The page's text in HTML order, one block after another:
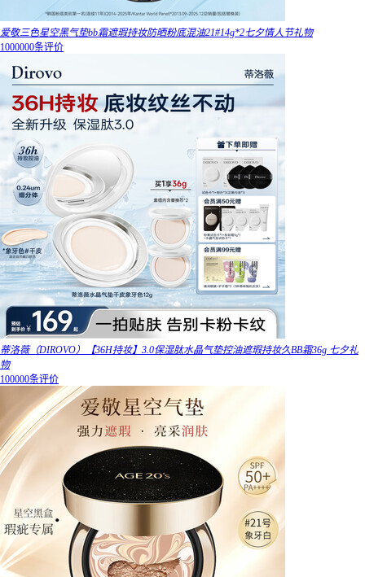
爱敬三色星空黑气垫bb霜遮瑕持妆防晒粉底混油21#14g*2七夕情人节礼物
1000000条评价
蒂洛薇（DIROVO）【36H持妆】3.0保湿肽水晶气垫控油遮瑕持妆久BB霜36g 七夕礼
物
100000条评价